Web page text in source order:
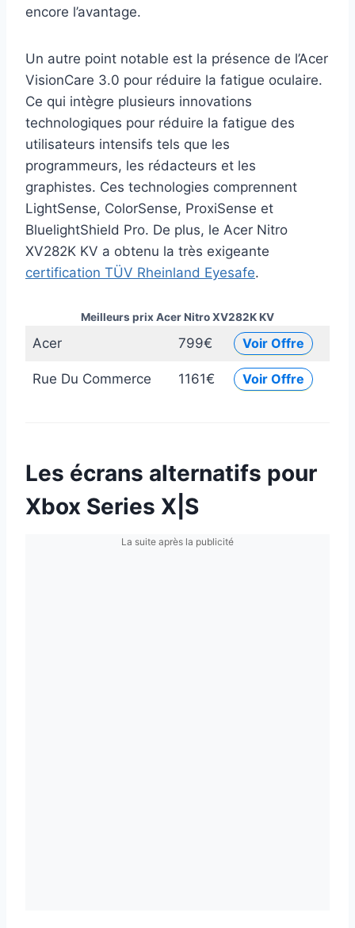
encore l’avantage.
Un autre point notable est la présence de l’Acer
VisionCare 3.0 pour réduire la fatigue oculaire.
Ce qui intègre plusieurs innovations
technologiques pour réduire la fatigue des
utilisateurs intensifs tels que les
programmeurs, les rédacteurs et les
graphistes. Ces technologies comprennent
LightSense, ColorSense, ProxiSense et
BluelightShield Pro. De plus, le Acer Nitro
XV282K KV a obtenu la très exigeante
certification TÜV Rheinland Eyesafe.
Acer 799€ Voir Offre
Rue Du Commerce 1161€ Voir Offre
Meilleurs prix Acer Nitro XV282K KV
Les écrans alternatifs pour
Xbox Series X|S
La suite après la publicité